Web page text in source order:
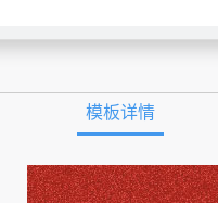
模板详情